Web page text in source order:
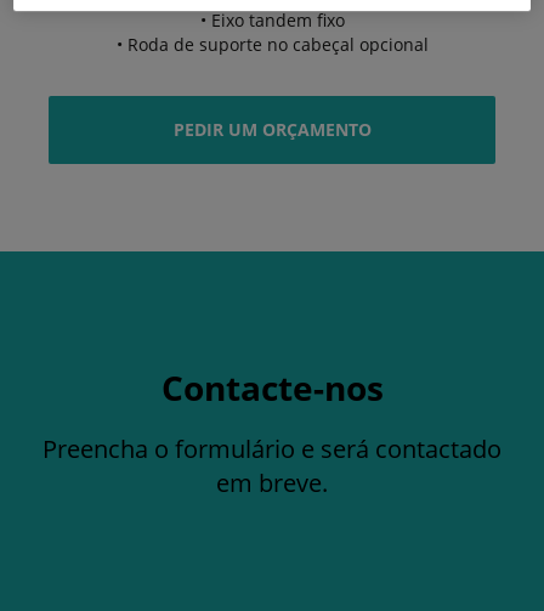
• Eixo tandem fixo
• Roda de suporte no cabeçal opcional
PEDIR UM ORÇAMENTO
Contacte-nos
Preencha o formulário e será contactado
em breve.